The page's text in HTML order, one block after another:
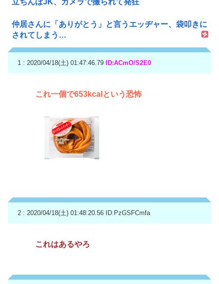
仲居さんに「ありがとう」と言うエッヂャー、袋叩きに
されてしまう…
1 : 2020/04/18(土) 01:47:46.79 ID:ACmO/S2E0
これ一個で653kcalという恐怖
2 : 2020/04/18(土) 01:48:20.56 ID:PzGSFCmfa
これはあるやろ